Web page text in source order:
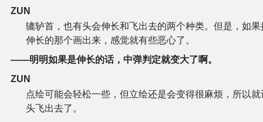
ZUN
辘轳首，也有头会伸长和飞出去的两个种类。但是，如果
伸长的那个画出来，感觉就有些恶心了。
——明明如果是伸长的话，中弹判定就变大了啊。
ZUN
点绘可能会轻松一些，但立绘还是会变得很麻烦，所以就
头飞出去了。